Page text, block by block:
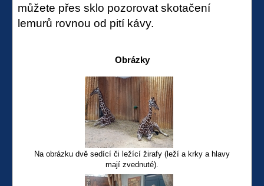
můžete přes sklo pozorovat skotačení
lemurů rovnou od pití kávy.
Obrázky
Na obrázku dvě sedící či ležící žirafy (leží a krky a hlavy
mají zvednuté).